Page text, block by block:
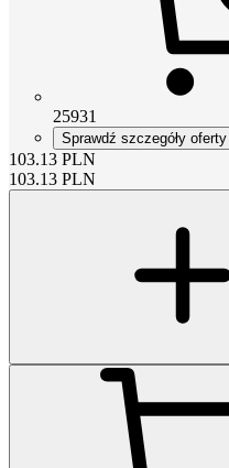
25931
Sprawdź szczegóły oferty
103.13 PLN
103.13 PLN